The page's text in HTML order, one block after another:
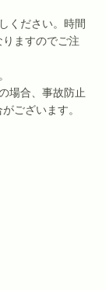
ください。時間
ますのでご注
場合、事故防止
ございます。